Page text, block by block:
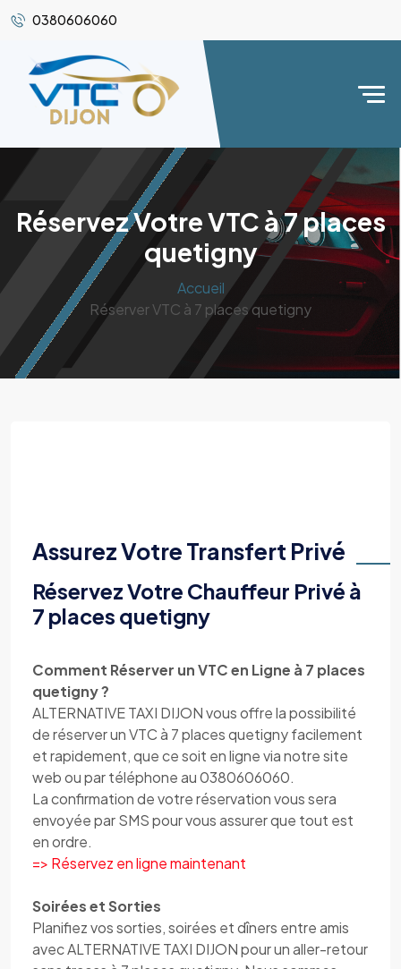
0380606060
Réservez Votre VTC à 7 places
quetigny
Accueil
Réserver VTC à 7 places quetigny
Assurez Votre Transfert Privé
Réservez Votre Chauffeur Privé à
7 places quetigny
Comment Réserver un VTC en Ligne à 7 places
quetigny ?
ALTERNATIVE TAXI DIJON vous offre la possibilité
de réserver un VTC à 7 places quetigny facilement
et rapidement, que ce soit en ligne via notre site
web ou par téléphone au 0380606060.
La confirmation de votre réservation vous sera
envoyée par SMS pour vous assurer que tout est
en ordre.
=> Réservez en ligne maintenant
Soirées et Sorties
Planifiez vos sorties, soirées et dîners entre amis
avec ALTERNATIVE TAXI DIJON pour un aller-retour